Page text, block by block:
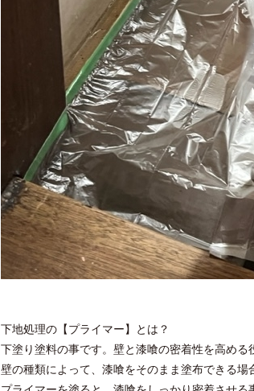
下地処理の【プライマー】とは？
下塗り塗料の事です。壁と漆喰の密着性を高める
壁の種類によって、漆喰をそのまま塗布できる場